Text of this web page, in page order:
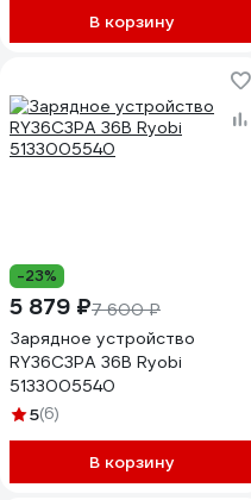
В корзину
-23%
5 879 ₽7 600 ₽
Зарядное устройство
RY36C3PA 36В Ryobi
5133005540
5(6)
В корзину